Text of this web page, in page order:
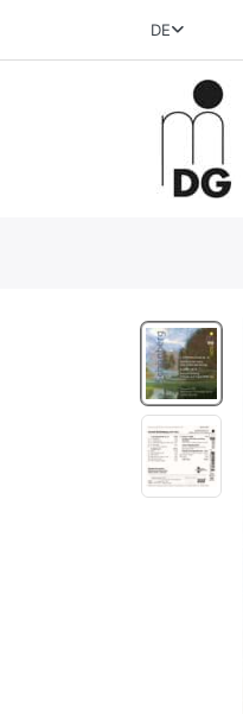
DE